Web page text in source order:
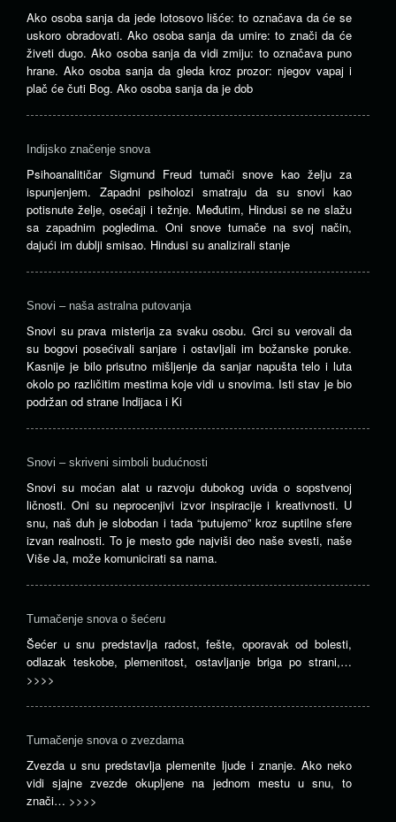
Ako osoba sanja da jede lotosovo lišće: to označava da će se
uskoro obradovati. Ako osoba sanja da umire: to znači da će
živeti dugo. Ako osoba sanja da vidi zmiju: to označava puno
hrane. Ako osoba sanja da gleda kroz prozor: njegov vapaj i
plač će čuti Bog. Ako osoba sanja da je dob
Indijsko značenje snova
Psihoanalitičar Sigmund Freud tumači snove kao želju za
ispunjenjem. Zapadni psiholozi smatraju da su snovi kao
potisnute želje, osećaji i težnje. Međutim, Hindusi se ne slažu
sa zapadnim pogledima. Oni snove tumače na svoj način,
dajući im dublji smisao. Hindusi su analizirali stanje
Snovi – naša astralna putovanja
Snovi su prava misterija za svaku osobu. Grci su verovali da
su bogovi posećivali sanjare i ostavljali im božanske poruke.
Kasnije je bilo prisutno mišljenje da sanjar napušta telo i luta
okolo po različitim mestima koje vidi u snovima. Isti stav je bio
podržan od strane Indijaca i Ki
Snovi – skriveni simboli budućnosti
Snovi su moćan alat u razvoju dubokog uvida o sopstvenoj
ličnosti. Oni su neprocenjivi izvor inspiracije i kreativnosti. U
snu, naš duh je slobodan i tada “putujemo” kroz suptilne sfere
izvan realnosti. To je mesto gde najviši deo naše svesti, naše
Više Ja, može komunicirati sa nama.
Tumačenje snova o šećeru
Šećer u snu predstavlja radost, fešte, oporavak od bolesti,
odlazak teskobe, plemenitost, ostavljanje briga po strani,…
>>>>
Tumačenje snova o zvezdama
Zvezda u snu predstavlja plemenite ljude i znanje. Ako neko
vidi sjajne zvezde okupljene na jednom mestu u snu, to
znači… >>>>